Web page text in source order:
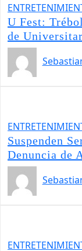
U Fest:
de
Suspenden
Denuncia de